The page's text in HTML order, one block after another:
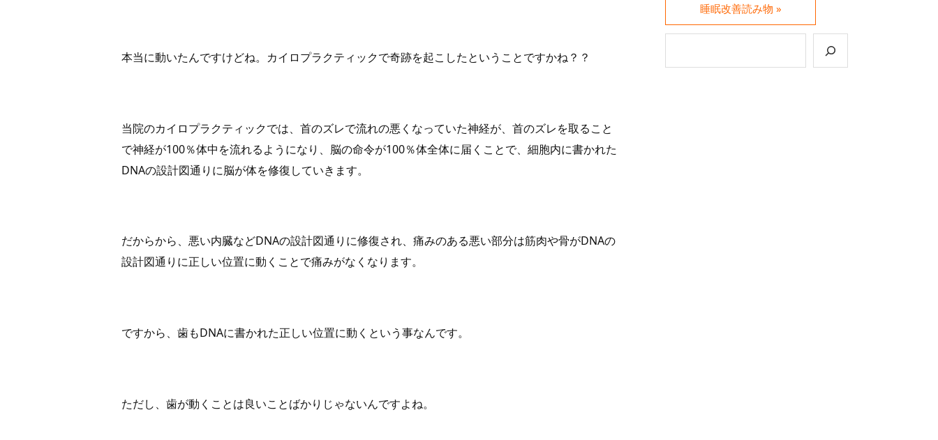
本当に動いたんですけどね。カイロプラクティックで奇跡を起こしたということですかね？？
当院のカイロプラクティックでは、首のズレで流れの悪くなっていた神経が、首のズレを取ること
で神経が100％体中を流れるようになり、脳の命令が100％体全体に届くことで、細胞内に書かれた
DNAの設計図通りに脳が体を修復していきます。
だからから、悪い内臓などDNAの設計図通りに修復され、痛みのある悪い部分は筋肉や骨がDNAの
設計図通りに正しい位置に動くことで痛みがなくなります。
ですから、歯もDNAに書かれた正しい位置に動くという事なんです。
ただし、歯が動くことは良いことばかりじゃないんですよね。
睡眠改善読み物 »